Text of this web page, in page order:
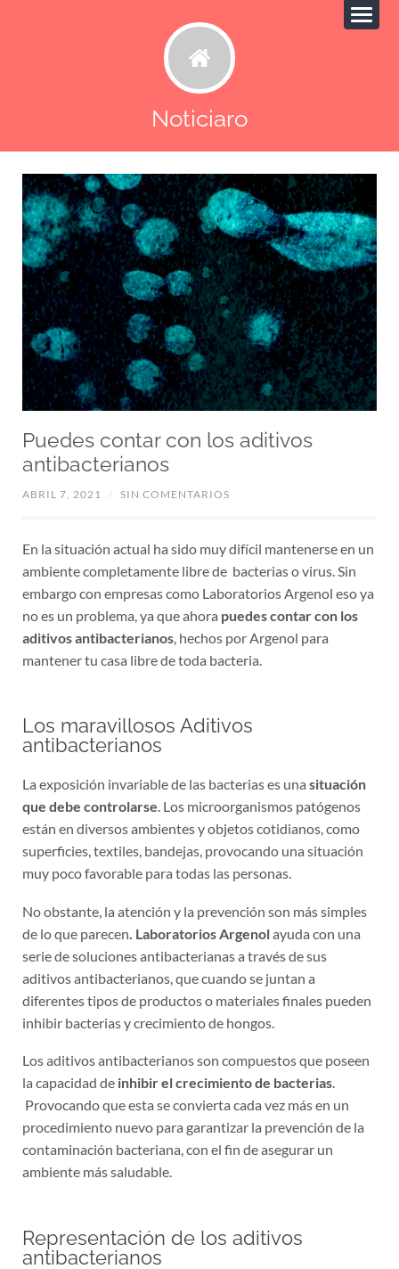
Noticiaro
Puedes contar con los aditivos
antibacterianos
ABRIL 7, 2021 / SIN COMENTARIOS
En la situación actual ha sido muy difícil mantenerse en un
ambiente completamente libre de bacterias o virus. Sin
embargo con empresas como Laboratorios Argenol eso ya
no es un problema, ya que ahora puedes contar con los
aditivos antibacterianos, hechos por Argenol para
mantener tu casa libre de toda bacteria.
Los maravillosos Aditivos
antibacterianos
La exposición invariable de las bacterias es una situación
que debe controlarse . Los microorganismos patógenos
están en diversos ambientes y objetos cotidianos, como
superficies, textiles, bandejas, provocando una situación
muy poco favorable para todas las personas.
No obstante, la atención y la prevención son más simples
de lo que parecen . Laboratorios Argenolayuda con una
serie de soluciones antibacterianas a través de sus
aditivos antibacterianos, que cuando se juntan a
diferentes tipos de productos o materiales finales pueden
inhibir bacterias y crecimiento de hongos.
Los aditivos antibacterianos son compuestos que poseen
la capacidad de inhibir el crecimiento de bacterias.
Provocando que esta se convierta cada vez más en un
procedimiento nuevo para garantizar la prevención de la
contaminación bacteriana, con el fin de asegurar un
ambiente más saludable.
Representación de los aditivos
antibacterianos